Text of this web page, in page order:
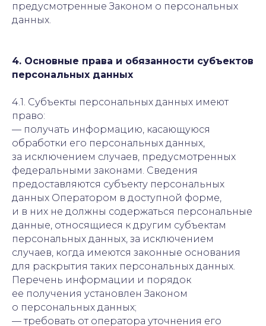
предусмотренные Законом о персональных
данных.
4. Основные права и обязанности субъектов
персональных данных
4.1. Субъекты персональных данных имеют
право:
— получать информацию, касающуюся
обработки его персональных данных,
за исключением случаев, предусмотренных
федеральными законами. Сведения
предоставляются субъекту персональных
данных Оператором в доступной форме,
и в них не должны содержаться персональные
данные, относящиеся к другим субъектам
персональных данных, за исключением
случаев, когда имеются законные основания
для раскрытия таких персональных данных.
Перечень информации и порядок
ее получения установлен Законом
о персональных данных;
— требовать от оператора уточнения его